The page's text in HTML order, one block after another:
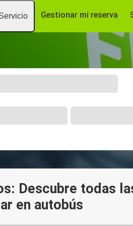
Gestionar mi reserva
Descubre todas
en autobús